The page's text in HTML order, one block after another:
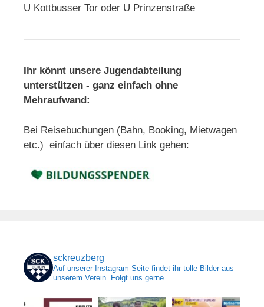
U Kottbusser Tor oder U Prinzenstraße
Ihr könnt unsere Jugendabteilung
unterstützen - ganz einfach ohne
Mehraufwand:
Bei Reisebuchungen (Bahn, Booking, Mietwagen
etc.) einfach über diesen Link gehen:
sckreuzberg
Auf unserer Instagram-Seite findet ihr tolle Bilder aus
unserem Verein. Folgt uns gerne.